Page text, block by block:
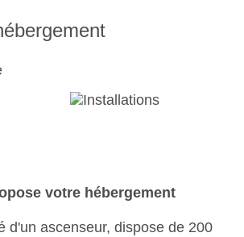
votre hébergement
d'un ascenseur, dispose de 200